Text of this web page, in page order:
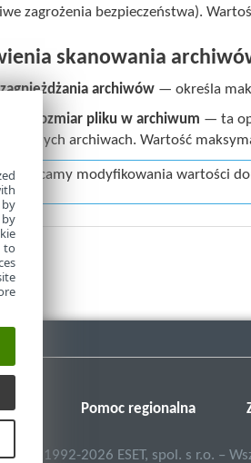
zagrożenia bezpieczeństwa).
skanowania
archiwów — określa
rozmiar pliku w archiwum — ta
archiwach. Wartość
zalecamy modyfikowania wartości
Pomoc regionalna
1992-2026 ESET, spol. s r.o. –
by
to